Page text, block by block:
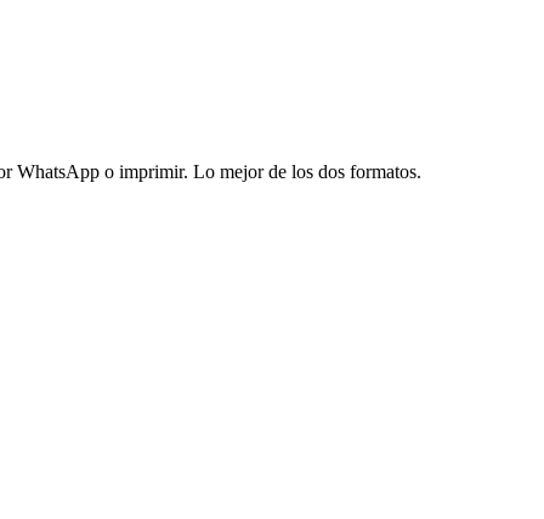
WhatsApp o imprimir. Lo mejor de los dos formatos.